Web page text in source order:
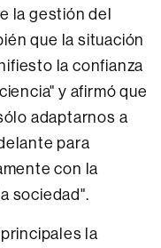
la gestión del
que la situación
la confianza
y afirmó que
adaptarnos a
para
con la
sociedad".
la